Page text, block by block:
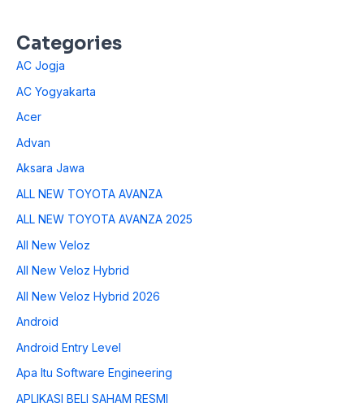
Categories
AC Jogja
AC Yogyakarta
Acer
Advan
Aksara Jawa
ALL NEW TOYOTA AVANZA
ALL NEW TOYOTA AVANZA 2025
All New Veloz
All New Veloz Hybrid
All New Veloz Hybrid 2026
Android
Android Entry Level
Apa Itu Software Engineering
APLIKASI BELI SAHAM RESMI